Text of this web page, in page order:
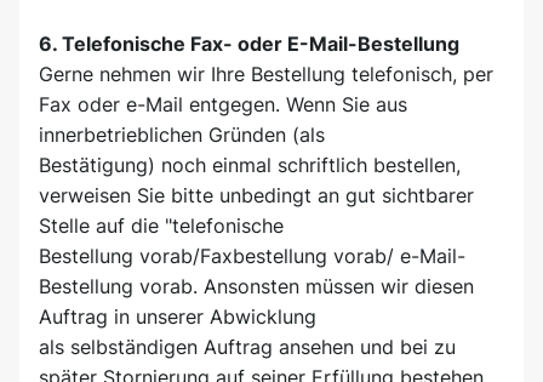
6. Telefonische Fax- oder E-Mail-Bestellung
Gerne nehmen wir Ihre Bestellung telefonisch, per
Fax oder e-Mail entgegen. Wenn Sie aus
innerbetrieblichen Gründen (als
Bestätigung) noch einmal schriftlich bestellen,
verweisen Sie bitte unbedingt an gut sichtbarer
Stelle auf die "telefonische
Bestellung vorab/Faxbestellung vorab/ e-Mail-
Bestellung vorab. Ansonsten müssen wir diesen
Auftrag in unserer Abwicklung
als selbständigen Auftrag ansehen und bei zu
später Stornierung auf seiner Erfüllung bestehen.